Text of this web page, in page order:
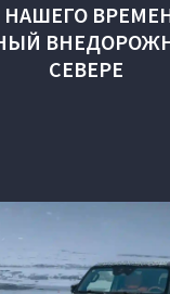
НАШЕГО
СЕВЕРЕ